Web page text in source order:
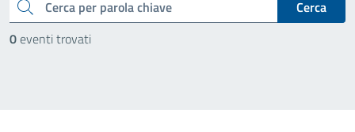
cerca
Cerca
0eventi trovati